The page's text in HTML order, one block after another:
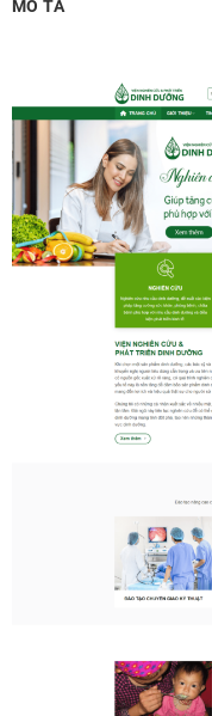
Tên miền Việt
Hosting 2GB SSD
Hosting 4GB
Hosting 8GB SSD
MÔ TẢ